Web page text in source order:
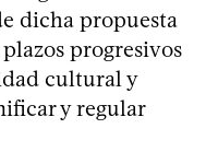
dicha propuesta
progresivos
cultural y
y regular